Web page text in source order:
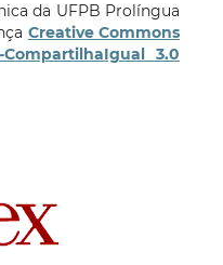
da UFPB Prolíngua
Creative Commons
3.0